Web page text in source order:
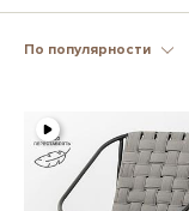
По популярности